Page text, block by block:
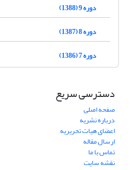
دوره 9 (1388)
دوره 8 (1387)
دوره 7 (1386)
دسترسی سریع
صفحه اصلی
درباره نشریه
اعضای هیات تحریریه
ارسال مقاله
تماس با ما
نقشه سایت